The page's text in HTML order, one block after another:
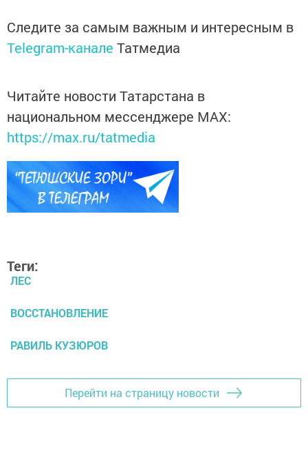
Следите за самым важным и интересным в
Telegram-канале Татмедиа
Читайте новости Татарстана в
национальном мессенджере MАХ:
https://max.ru/tatmedia
Теги:
ЛЕС
ВОССТАНОВЛЕНИЕ
РАВИЛЬ КУЗЮРОВ
Перейти на страницу новости